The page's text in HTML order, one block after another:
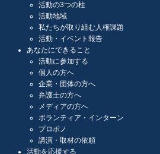
活動の3つの柱
活動地域
私たちが取り組む人権課題
活動・イベント報告
あなたにできること
活動に参加する
個人の方へ
企業・団体の方へ
弁護士の方へ
メディアの方へ
ボランティア・インターン
プロボノ
講演・取材の依頼
活動を応援する